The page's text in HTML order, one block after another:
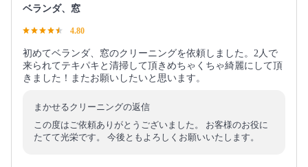
ベランダ、窓
4.80
初めてベランダ、窓のクリーニングを依頼しました。2人で
来られてテキパキと清掃して頂きめちゃくちゃ綺麗にして頂
きました！またお願いしたいと思います。
まかせるクリーニングの返信
この度はご依頼ありがとうございました。 お客様のお役に
たてて光栄です。 今後ともよろしくお願いいたします。